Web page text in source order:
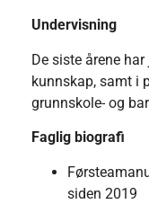
Undervisning
De siste årene
kunnskap, samt i
grunnskole- og
Faglig biografi
siden 2019